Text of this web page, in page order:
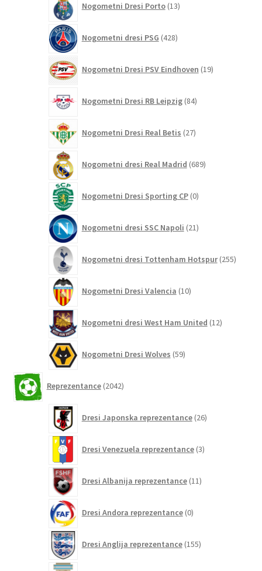
Nogometni Dresi Porto 13izdelkov
Nogometni dresi PSG 428izdelkov
Nogometni Dresi PSV Eindhoven 19izdelkov
Nogometni Dresi RB Leipzig 84izdelkov
Nogometni Dresi Real Betis 27izdelkov
Nogometni dresi Real Madrid 689izdelkov
Nogometni Dresi Sporting CP 0izdelkov
Nogometni dresi SSC Napoli 21izdelkov
Nogometni dresi Tottenham Hotspur 255
Nogometni Dresi Valencia 10izdelkov
Nogometni dresi West Ham United 12izdelkov
Nogometni Dresi Wolves 59izdelkov
Reprezentance 2042izdelkov
Dresi Japonska reprezentance 26izdelkov
Dresi Venezuela reprezentance 3izdelki
Dresi Albanija reprezentance 11izdelkov
Dresi Andora reprezentance 0izdelkov
Dresi Anglija reprezentance 155izdelkov